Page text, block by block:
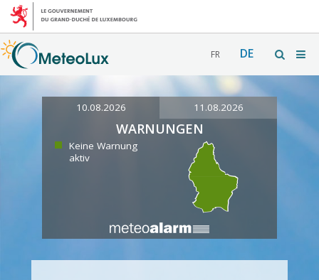
FR DE
10.08.2026 11.08.2026
WARNUNGEN
Keine Warnung
aktiv